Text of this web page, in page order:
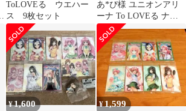
ToLOVEる ウエハー
ス 9枚セット
あ*ぴ様 ユニオンアリ
ーナ To LOVEる ナナ
セット （詳細は説明欄
にて）
¥1,600 ¥ 1,599